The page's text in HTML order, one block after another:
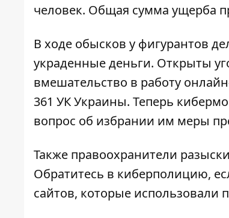
человек. Общая сумма ущерба
В ходе обысков у фигурантов
украденные деньги. Открыты
вмешательство в работу
361 УК Украины. Теперь
вопрос об избрании им меры
Также правоохранители
Обратитесь в киберполицию,
сайтов, которые использовали